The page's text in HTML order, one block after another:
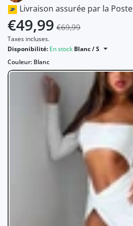
Livraison assurée par la Poste
€49,99 €69,99
Taxes incluses.
Disponibilité: En stock Blanc / S
Couleur: Blanc